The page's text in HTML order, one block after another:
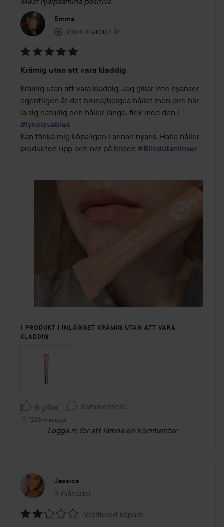
Emma
LYKO CREATOR
Användarens roll: Lyko Creator.
2 år
Inlägget skapades 2 år
5
av
5
Krämig utan att vara kladdig
Krämig utan att vara kladdig. Jag gillar inte nyanser
egentligen åt det bruna/beigea hållet men den här
#lykolovables
Kan tänka mig köpa igen i annan nyans. Haha håller
produkten upp och ner på bilden #Blindutanlinser
1 PRODUKT I INLÄGGET KRÄMIG UTAN ATT VARA
KLADDIG
6 gillar Kommentera
1228 visningar
Logga in för att lämna en kommentar
Jessica
3 månader
Inlägget skapades 3 månader
Verifierad köpare